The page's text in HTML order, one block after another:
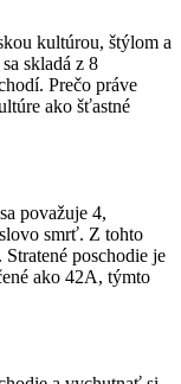
kultúrou, štýlom a
skladá z 8
Prečo práve
ako šťastné
považuje 4,
smrť. Z tohto
poschodie je
ako 42A, týmto